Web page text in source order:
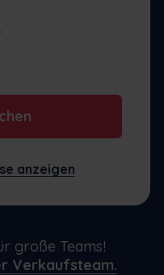
anzeigen
große Teams!
Verkaufsteam.